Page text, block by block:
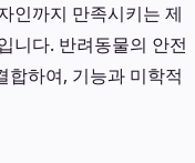
인까지 만족시키는 제
니다. 반려동물의 안전
합하여, 기능과 미학적